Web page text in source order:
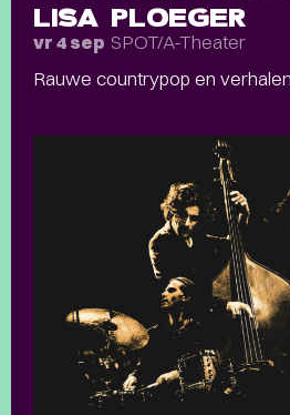
LISA PLOEGER
vr 4 sep SPOT/A-Theater
Rauwe countrypop en